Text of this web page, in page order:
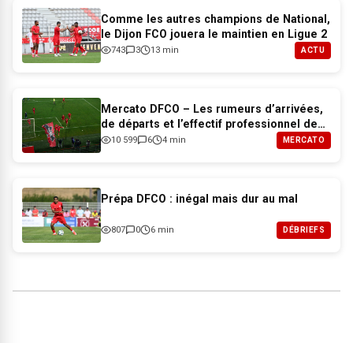
Comme les autres champions de National,
le Dijon FCO jouera le maintien en Ligue 2
743 3 13 min ACTU
Mercato DFCO – Les rumeurs d’arrivées,
de départs et l’effectif professionnel de
Dijon pour 2026-2027
10 599 6 4 min MERCATO
Prépa DFCO : inégal mais dur au mal
807 0 6 min DÉBRIEFS